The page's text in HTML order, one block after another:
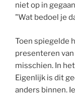
niet op in
"Wat bedoel je
Toen spiegelde
presenteren
misschien. In
Eigenlijk is dit
anders binnen.